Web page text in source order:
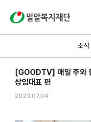
소식
[GOODTV] 매일 주와
상임대표 편
2023.07.04